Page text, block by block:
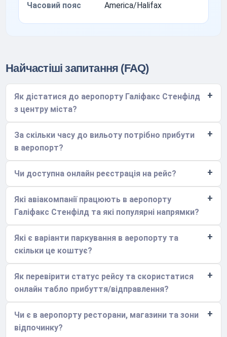
Часовий пояс
America/Halifax
Найчастіші запитання (FAQ)
Як дістатися до аеропорту Галіфакс Стенфілд
з центру міста?
За скільки часу до вильоту потрібно прибути
в аеропорт?
Чи доступна онлайн реєстрація на рейс?
Які авіакомпанії працюють в аеропорту
Галіфакс Стенфілд та які популярні напрямки?
Які є варіанти паркування в аеропорту та
скільки це коштує?
Як перевірити статус рейсу та скористатися
онлайн табло прибуття/відправлення?
Чи є в аеропорту ресторани, магазини та зони
відпочинку?